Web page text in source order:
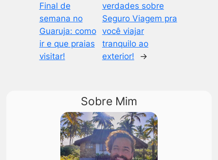
Final de
semana no
Guaruja: como
ir e que praias
visitar!
verdades sobre
Seguro Viagem pra
você viajar
tranquilo ao
exterior!
→
Sobre Mim